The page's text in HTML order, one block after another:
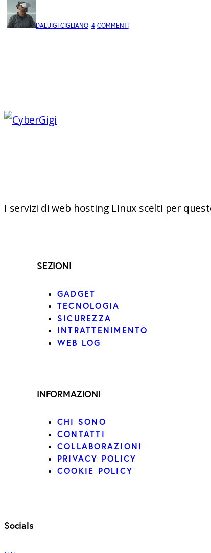
DALUIGI CIGLIANO 4 COMMENTI
I servizi di web hosting Linux scelti per
SEZIONI
GADGET
TECNOLOGIA
SICUREZZA
INTRATTENIMENTO
WEB LOG
INFORMAZIONI
CHI SONO
CONTATTI
COLLABORAZIONI
PRIVACY POLICY
COOKIE POLICY
Socials